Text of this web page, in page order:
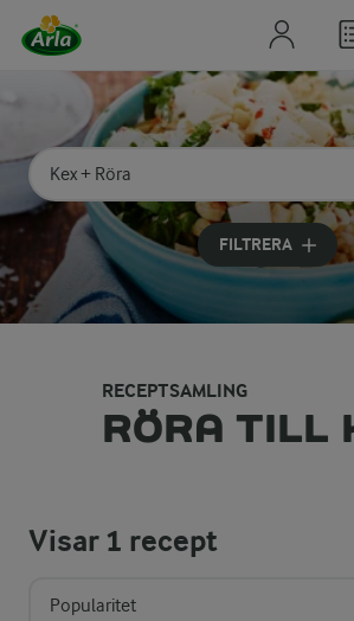
Sök på kategori eller ingrediens
Skriv in sökord för att få förslag
FILTRERA
RECEPTSAMLING
RÖRA TILL
Visar1 recept
Popularitet